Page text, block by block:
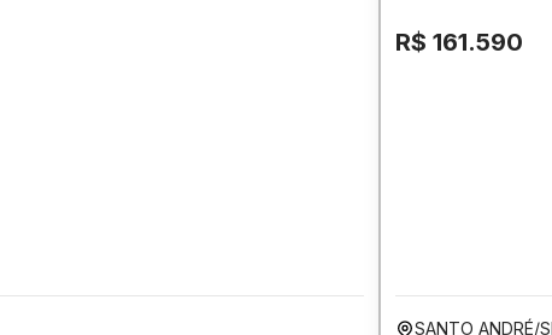
R$ 161.590
SANTO ANDRÉ/